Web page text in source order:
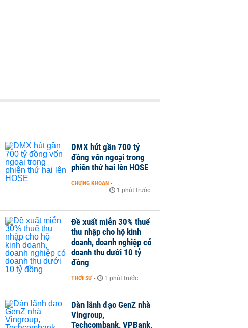
DMX hút gần 700 tỷ
đồng vốn ngoại trong
phiên thứ hai lên HOSE
CHỨNG KHOÁN -
1 phút trước
Đề xuất miễn 30% thuế
thu nhập cho hộ kinh
doanh, doanh nghiệp có
doanh thu dưới 10 tỷ
đồng
THỜI SỰ - 1 phút trước
Dàn lãnh đạo GenZ nhà
Vingroup,
Techcombank, VPBank,